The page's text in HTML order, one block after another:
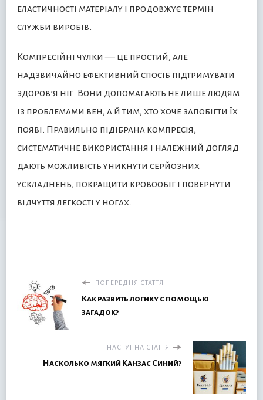
еластичності матеріалу і продовжує термін
служби виробів.
Компресійні чулки — це простий, але
надзвичайно ефективний спосіб підтримувати
здоров’я ніг. Вони допомагають не лише людям
із проблемами вен, а й тим, хто хоче запобігти їх
появі. Правильно підібрана компресія,
систематичне використання і належний догляд
дають можливість уникнути серйозних
ускладнень, покращити кровообіг і повернути
відчуття легкості у ногах.
ПОПЕРЕДНЯ СТАТТЯ
Как развить логику с помощью
загадок?
НАСТУПНА СТАТТЯ
Насколько мягкий Канзас Синий?